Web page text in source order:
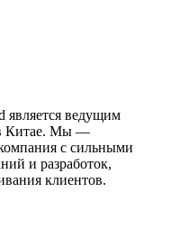
является ведущим
в Китае. Мы —
с сильными
и разработок,
клиентов.